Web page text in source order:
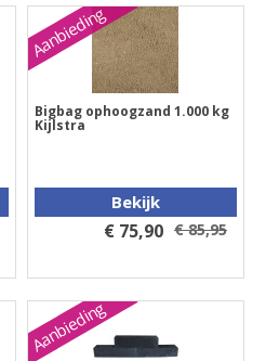
Aanbieding
Bigbag ophoogzand 1.000 kg
Kijlstra
Bekijk
€ 75,90 € 85,95
Aanbieding